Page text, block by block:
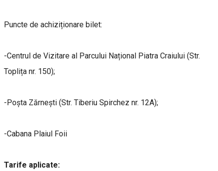
Puncte de achiziționare bilet:
-Centrul de Vizitare al Parcului Național Piatra Craiului (Str.
Toplița nr. 150);
-Poșta Zărnești (Str. Tiberiu Spirchez nr. 12A);
-Cabana Plaiul Foii
Tarife aplicate: